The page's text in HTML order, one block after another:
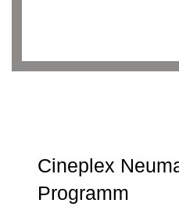
Cineplex
Programm